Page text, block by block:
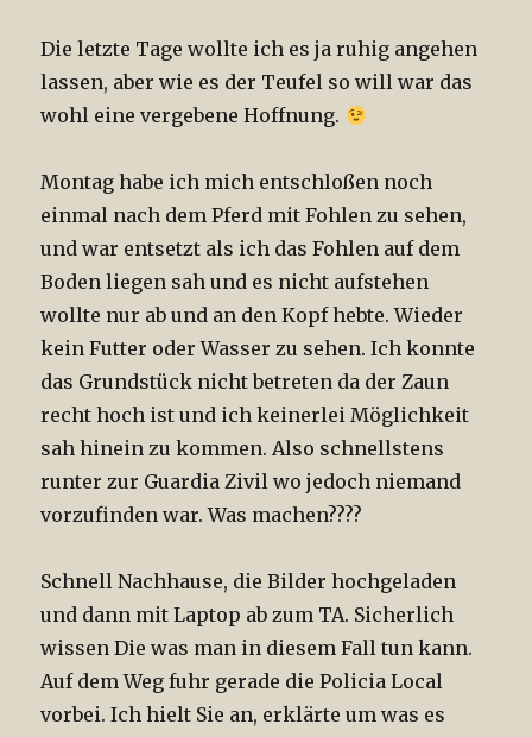
Die letzte Tage wollte ich es ja ruhig angehen
lassen, aber wie es der Teufel so will war das
wohl eine vergebene Hoffnung.
Montag habe ich mich entschloßen noch
einmal nach dem Pferd mit Fohlen zu sehen,
und war entsetzt als ich das Fohlen auf dem
Boden liegen sah und es nicht aufstehen
wollte nur ab und an den Kopf hebte. Wieder
kein Futter oder Wasser zu sehen. Ich konnte
das Grundstück nicht betreten da der Zaun
recht hoch ist und ich keinerlei Möglichkeit
sah hinein zu kommen. Also schnellstens
runter zur Guardia Zivil wo jedoch niemand
vorzufinden war. Was machen????
Schnell Nachhause, die Bilder hochgeladen
und dann mit Laptop ab zum TA. Sicherlich
wissen Die was man in diesem Fall tun kann.
Auf dem Weg fuhr gerade die Policia Local
vorbei. Ich hielt Sie an, erklärte um was es